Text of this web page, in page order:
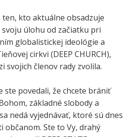
kto aktuálne obsadzuje
úlohu od začiatku pri
globalistickej ideológie a
cirkvi (DEEP CHURCH),
svojich členov rady zvolila.
ste povedali, že chcete brániť
základné slobody a
nedá vyjednávať, ktoré sú dnes
občanom. Ste to Vy, drahý